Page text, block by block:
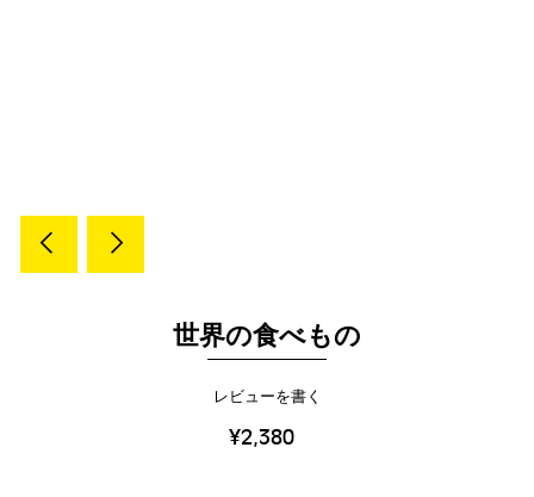
世界の食べもの
レビューを書く
¥2,380